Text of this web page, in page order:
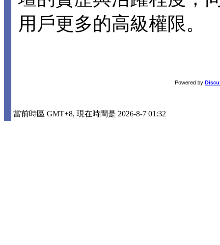
用戶更多的高級權限。
Powered by
當前時區 GMT+8, 現在時間是 2026-8-7 01:32